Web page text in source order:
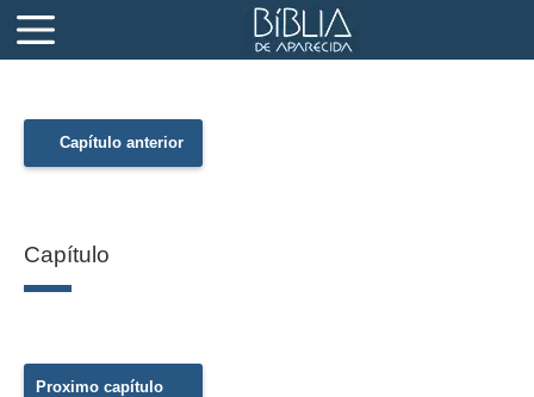
Capítulo anterior
Capítulo
Proximo capítulo